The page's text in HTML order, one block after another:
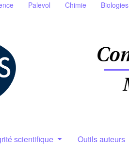
Palevol Chimie Biologies
scientifique Outils auteurs